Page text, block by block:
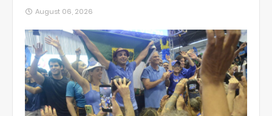
August 06, 2026